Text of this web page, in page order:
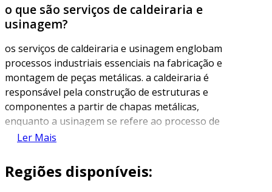
o que são serviços de caldeiraria e
usinagem?
os serviços de caldeiraria e usinagem englobam
processos industriais essenciais na fabricação e
montagem de peças metálicas. a caldeiraria é
responsável pela construção de estruturas e
componentes a partir de chapas metálicas,
enquanto a usinagem se refere ao processo de
remoção de material para dar forma a peças
diversos setores, como construção civil,
petróleo e gás, transporte e manufatura.
Ler Mais
Regiões disponíveis: